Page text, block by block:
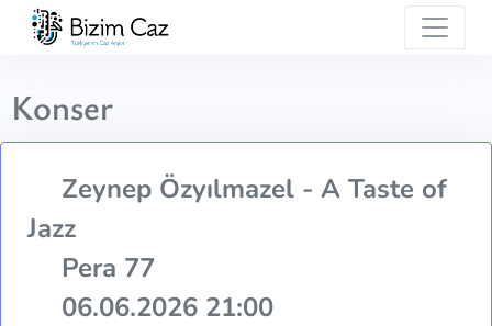
Konser
Zeynep Özyılmazel - A Taste of
Jazz
Pera 77
06.06.2026 21:00